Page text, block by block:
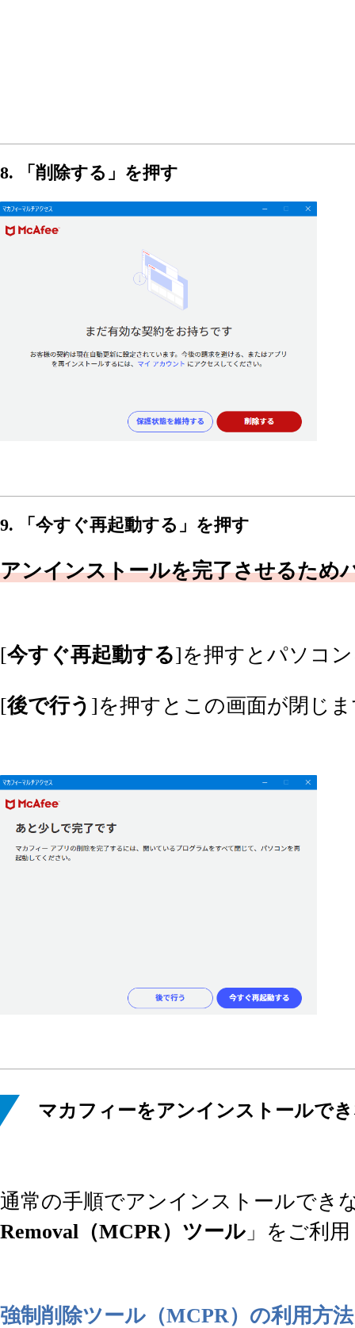
8. 「削除する」を押す
9. 「今すぐ再起動する」を押す
アンインストールを完了させるため
[今すぐ再起動する]を押すとパソコ
[後で行う ]を押すとこの画面が閉じ
マカフィーをアンインストールで
通常の手順でアンインストールでき
Removal（MCPR）ツール 」をご利
強制削除ツール（MCPR）の利用方